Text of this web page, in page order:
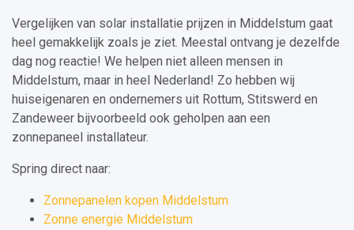
Vergelijken van solar installatie prijzen in Middelstum gaat
heel gemakkelijk zoals je ziet. Meestal ontvang je dezelfde
dag nog reactie! We helpen niet alleen mensen in
Middelstum, maar in heel Nederland! Zo hebben wij
huiseigenaren en ondernemers uit Rottum, Stitswerd en
Zandeweer bijvoorbeeld ook geholpen aan een
zonnepaneel installateur.
Spring direct naar:
Zonnepanelen kopen Middelstum
Zonne energie Middelstum